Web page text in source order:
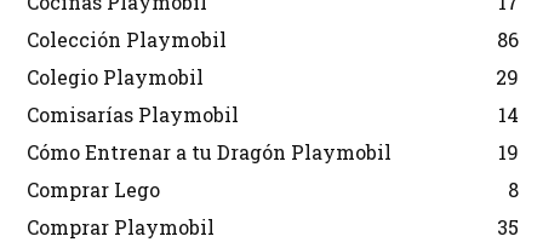
Colección Playmobil
86
Colegio Playmobil
29
Comisarías Playmobil
14
Cómo Entrenar a tu Dragón Playmobil
19
Comprar Lego
8
Comprar Playmobil
35